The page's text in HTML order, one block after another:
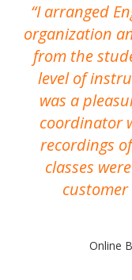
I arranged
organization
from the
level of
was a
coordinator
recordings
classes
customer
Online